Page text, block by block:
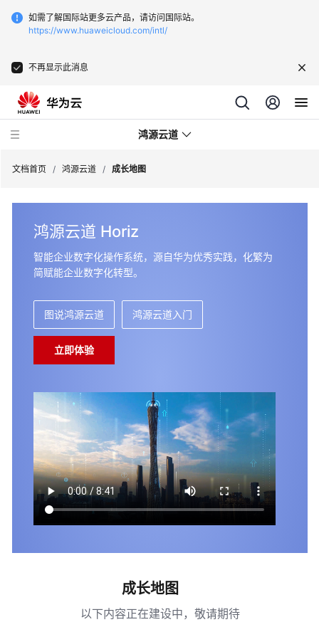
如需了解国际站更多云产品，请访问国际站。
https://www.huaweicloud.com/intl/
不再显示此消息
鸿源云道
品
绍
指
下
通
用
文档首页 / 鸿源云道 / 成长地图
鸿源云道 Horiz
智能企业数字化操作系统，源自华为优秀实践，化繁为
简赋能企业数字化转型。
图说鸿源云道 鸿源云道入门
立即体验
成长地图
以下内容正在建设中，敬请期待